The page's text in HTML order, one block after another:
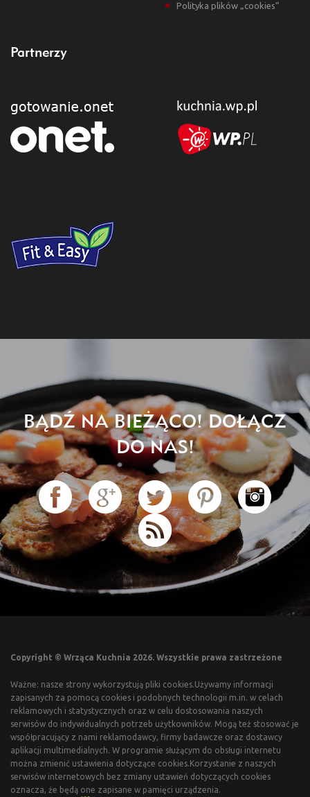
Polityka plików „cookies”
Partnerzy
BĄDŹ NA BIEŻĄCO! DOŁĄCZ
DO NAS!
Copyright © Wrząca Kuchnia 2026. Wszystkie prawa zastrzeżone
Ważne: nasze strony wykorzystują pliki cookies.Używamy informacji
zapisanych za pomocą cookies i podobnych technologii m.in. w celach
reklamowych i statystycznych oraz w celu dostosowania naszych
serwisów do indywidualnych potrzeb użytkowników. Mogą też stosować je
współpracujący z nami reklamodawcy, firmy badawcze oraz dostawcy
aplikacji multimedialnych. W programie służącym do obsługi internetu
można zmienić ustawienia dotyczące cookies.Korzystanie z naszych
serwisów internetowych bez zmiany ustawień dotyczących cookies
oznacza, że będą one zapisane w pamięci urządzenia.